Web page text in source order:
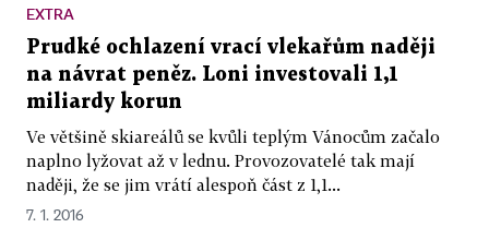
EXTRA
Prudké ochlazení vrací vlekařům naději
na návrat peněz. Loni investovali 1,1
miliardy korun
Ve většině skiareálů se kvůli teplým Vánocům začalo
naplno lyžovat až v lednu. Provozovatelé tak mají
naději, že se jim vrátí alespoň část z 1,1...
7. 1. 2016